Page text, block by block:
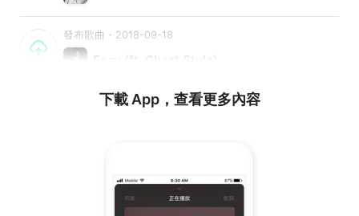
發布歌曲・2018-09-18
Easy (ft. Ghost Style)
下載 App，查看更多內容